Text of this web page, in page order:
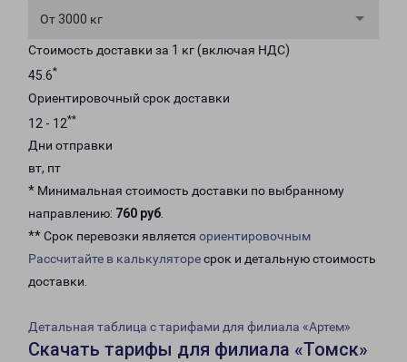
От 3000 кг
Стоимость доставки за 1 кг (включая НДС)
45.6*
Ориентировочный срок доставки
12 - 12**
Дни отправки
вт, пт
* Минимальная стоимость доставки по выбранному
направлению: 760 руб.
** Срок перевозки является ориентировочным
Рассчитайте в калькуляторесрок и детальную стоимость
доставки.
Детальная таблица с тарифами для филиала «Артем»
Скачать тарифы для филиала «Томск»